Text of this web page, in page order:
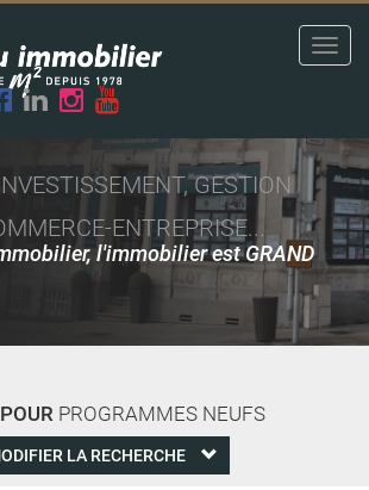
GESTION
ENTREPRISE...
l'immobilier est GRAND
PROGRAMMES NEUFS
LA RECHERCHE